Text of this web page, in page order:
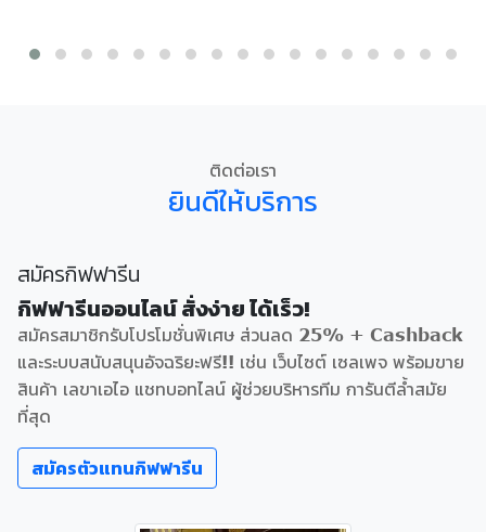
ติดต่อเรา
ยินดีให้บริการ
สมัครกิฟฟารีน
กิฟฟารีนออนไลน์ สั่งง่าย ได้เร็ว!
สมัครสมาชิกรับโปรโมชั่นพิเศษ ส่วนลด 25% + Cashback
และระบบสนับสนุนอัจฉริยะฟรี!! เช่น เว็บไซต์ เซลเพจ พร้อมขาย
สินค้า เลขาเอไอ แชทบอทไลน์ ผู้ช่วยบริหารทีม การันตีล้ำสมัย
ที่สุด
สมัครตัวแทนกิฟฟารีน